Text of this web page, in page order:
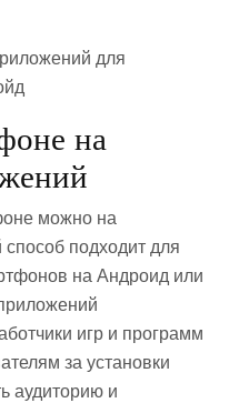
для
на
можно на
подходит для
на Андроид или
игр и программ
за установки
аудиторию и